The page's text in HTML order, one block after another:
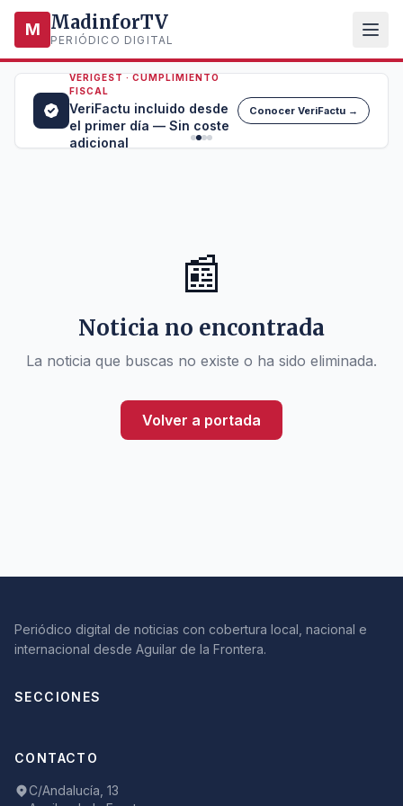
M MadinforTV
PERIÓDICO DIGITAL
VERIGEST · CUMPLIMIENTO
FISCAL
VeriFactu incluido desde
el primer día — Sin coste
adicional
Conocer VeriFactu →
📰
Noticia no encontrada
La noticia que buscas no existe o ha sido eliminada.
Volver a portada
Periódico digital de noticias con cobertura local, nacional e
internacional desde Aguilar de la Frontera.
SECCIONES
CONTACTO
C/Andalucía, 13